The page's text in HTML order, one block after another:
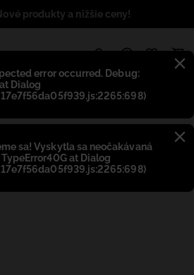
error occurred. Debug:
Dialog
sa! Vyskytla sa neočakávaná
at Dialog
produkty a nižšie ceny!